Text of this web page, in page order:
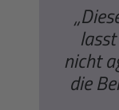
nicht
die